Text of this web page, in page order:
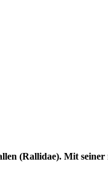
(Rallidae). Mit